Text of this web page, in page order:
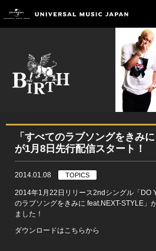
「すべてのラブソングをきみ
が1月8日先行配信スタート！
2014.01.08 TOPICS
2014年1月22日リリース2ndシングル「DO
のラブソングをきみに feat.NEXT-STYLE」
ました！
ダウンロードはこちらから